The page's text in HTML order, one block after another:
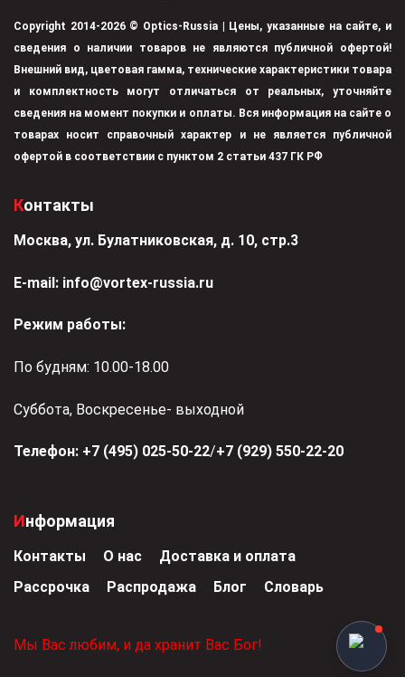
Copyright 2014-2026 © Optics-Russia | Цены, указанные на сайте, и
сведения о наличии товаров не являются публичной офертой!
Внешний вид, цветовая гамма, технические характеристики товара
и комплектность могут отличаться от реальных, уточняйте
сведения на момент покупки и оплаты. Вся информация на сайте о
товарах носит справочный характер и не является публичной
офертой в соответствии с пунктом 2 статьи 437 ГК РФ
Контакты
Москва, ул. Булатниковская, д. 10, стр.3
Е-mail: info@vortex-russia.ru
Режим работы:
По будням: 10.00-18.00
Суббота, Воскресенье- выходной
Телефон: +7 (495) 025-50-22/+7 (929) 550-22-20
Информация
Контакты О нас
Доставка и оплата
Рассрочка
Распродажа Блог Словарь
Мы Вас любим, и да хранит Вас Бог!